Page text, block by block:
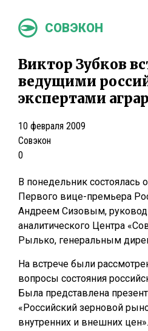
СОВЭКОН
Виктор Зубков
ведущими
экспертами
10 февраля 2009
Совэкон
0
В понедельник состоялась
Первого вице-премьера
Андреем Сизовым,
аналитического Центра
Рылько, генеральным
На встрече были
вопросы состояния
Была представлена
«Российский зерновой
внутренних и внешних цен».